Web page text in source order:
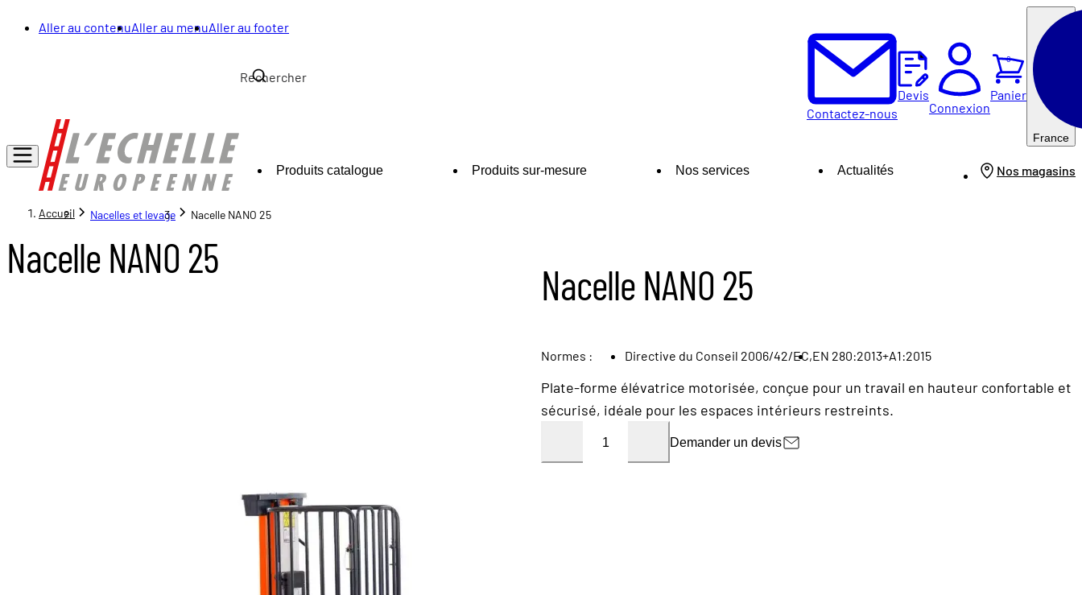
Aller au contenuAller au menuAller au footer
Contactez-nous
Devis
Connexion
Panier
0
France
Produits catalogue Produits sur-mesure Nos services Actualités Nos magasins
Accueil Nacelles et levage Nacelle NANO 25
Nacelle NANO 25
Nacelle NANO 25
Normes : Directive du Conseil 2006/42/EC,EN 280:2013+A1:2015
Plate-forme élévatrice motorisée, conçue pour un travail en hauteur confortable et
sécurisé, idéale pour les espaces intérieurs restreints.
Demander un devis